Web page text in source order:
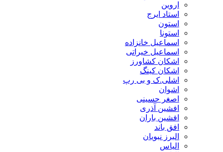
استاد ایرج
اسماعیل خانزاده
اسماعیل خیراتی
اشکان کشاورز
اشکان کینگ
اشلی.ک و بی رپ
اصغر حسینی
افشین آذری
افشین باران
افق باند
البرز نبویان